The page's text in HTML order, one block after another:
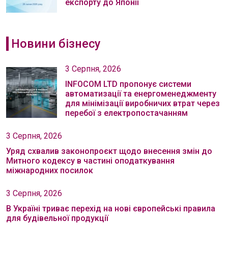
експорту до Японії
Новини бізнесу
3 Серпня, 2026
INFOCOM LTD пропонує системи
автоматизації та енергоменеджменту
для мінімізації виробничих втрат через
перебої з електропостачанням
3 Серпня, 2026
Уряд схвалив законопроєкт щодо внесення змін до
Митного кодексу в частині оподаткування
міжнародних посилок
3 Серпня, 2026
В Україні триває перехід на нові європейські правила
для будівельної продукції